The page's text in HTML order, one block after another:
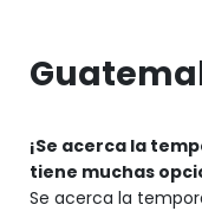
¡Se acerca la
tiene muchas
Se acerca la